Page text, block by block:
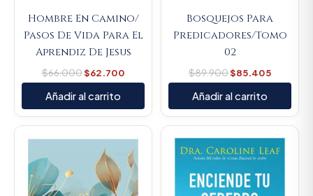
Hombre En Camino/
Pasos De Vida Para El
Aprendiz De Jesus
$66.000$62.700
Añadir al carrito
Bosquejos Para
Predicadores/Tomo
02
$89.900$85.405
Añadir al carrito
price
was:
$66.000.
Current
price
is:
$62.700.
was:
Current
is: